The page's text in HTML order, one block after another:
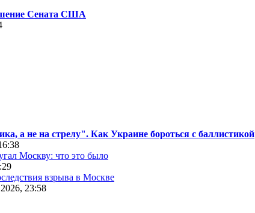
Сената США
а не на стрелу". Как Украине бороться с баллистикой
Москву: что это было
взрыва в Москве
23:58